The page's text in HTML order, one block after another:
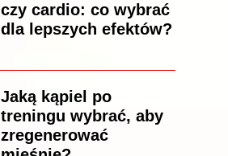
czy cardio: co wybrać
dla lepszych efektów?
Jaką kąpiel po
treningu wybrać, aby
zregenerować